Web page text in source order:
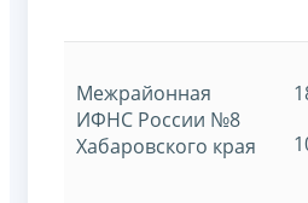
Межрайонная
ИФНС России №8
Хабаровского края